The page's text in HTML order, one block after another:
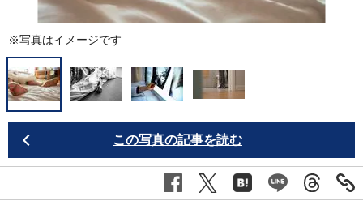
※写真はイメージです
この写真の記事を読む